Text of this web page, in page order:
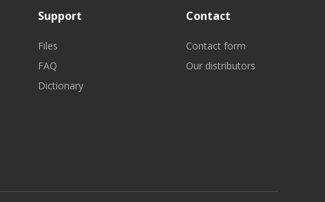
Support
Files
FAQ
Dictionary
Contact
Contact form
Our distributors